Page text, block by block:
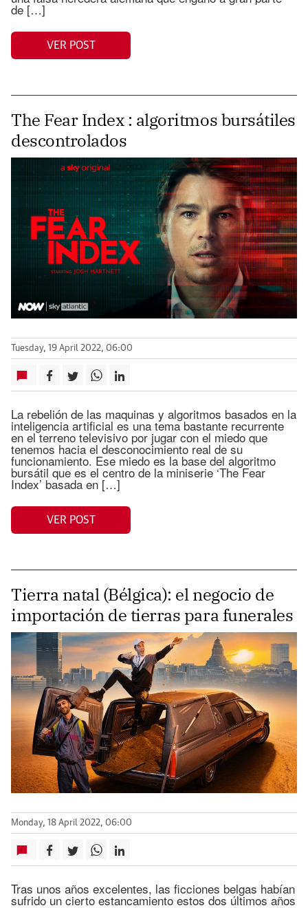
de […]
VER POST
The Fear Index : algoritmos bursátiles
descontrolados
Tuesday, 19 April 2022, 06:00
La rebelión de las maquinas y algoritmos basados en la
inteligencia artificial es una tema bastante recurrente
en el terreno televisivo por jugar con el miedo que
tenemos hacia el desconocimiento real de su
funcionamiento. Ese miedo es la base del algoritmo
bursátil que es el centro de la miniserie ‘The Fear
Index’ basada en […]
VER POST
Tierra natal (Bélgica): el negocio de
importación de tierras para funerales
Monday, 18 April 2022, 06:00
Tras unos años excelentes, las ficciones belgas habían
sufrido un cierto estancamiento estos dos últimos años